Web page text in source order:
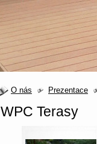
O nás Prezentace
WPC Terasy